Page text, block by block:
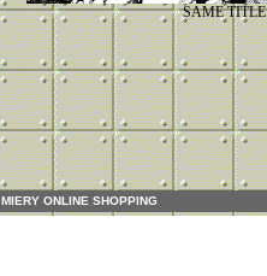
SAME TITLE
MIERY ONLINE SHOPPING